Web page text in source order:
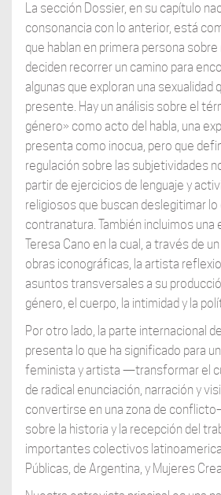
La sección Dossier, en su capítulo
consonancia con lo anterior, está
que hablan en primera persona
deciden recorrer un camino para
algunas que exploran una sexualidad
presente. Hay un análisis sobre el
género» como acto del habla, una
presenta como inocua, pero que
regulación sobre las subjetividades
partir de ejercicios de lenguaje y
religiosos que buscan deslegitimar
contranatura. También incluimos una
Teresa Cano en la cual, a través de
obras iconográficas, la artista
asuntos transversales a su
género, el cuerpo, la intimidad y la
Por otro lado, la parte internacional
presenta lo que ha significado para
feminista y artista —transformar el
de radical enunciación, narración y
convertirse en una zona de
sobre la historia y la recepción del
importantes colectivos
Públicas, de Argentina, y Mujeres